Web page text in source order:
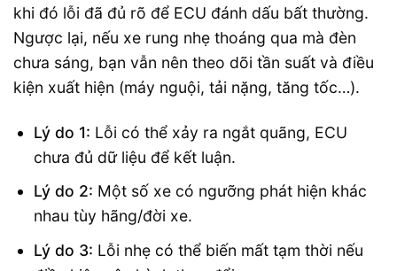
khi đó lỗi đã đủ rõ để ECU đánh dấu bất thường.
Ngược lại, nếu xe rung nhẹ thoáng qua mà đèn
chưa sáng, bạn vẫn nên theo dõi tần suất và điều
kiện xuất hiện (máy nguội, tải nặng, tăng tốc…).
Lý do 1: Lỗi có thể xảy ra ngắt quãng, ECU
chưa đủ dữ liệu để kết luận.
Lý do 2: Một số xe có ngưỡng phát hiện khác
nhau tùy hãng/đời xe.
Lý do 3: Lỗi nhẹ có thể biến mất tạm thời nếu